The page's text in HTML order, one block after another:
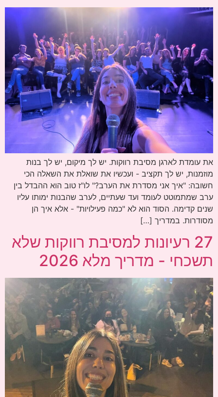
את עומדת לארגן מסיבת רווקות. יש לך מיקום, יש לך בנות
מוזמנות, יש לך תקציב - ועכשיו את שואלת את השאלה הכי
חשובה: "איך אני מסדרת את הערב?" לו"ז טוב הוא ההבדל בין
ערב שמתמוטט לעומד ועד שעתיים, לערב שהבנות ימותו עליו
שנים קדימה. הסוד הוא לא "כמה פעילויות" - אלא איך הן
מסודרות. במדריך […]
27 רעיונות למסיבת רווקות שלא
תשכחי - מדריך מלא 2026